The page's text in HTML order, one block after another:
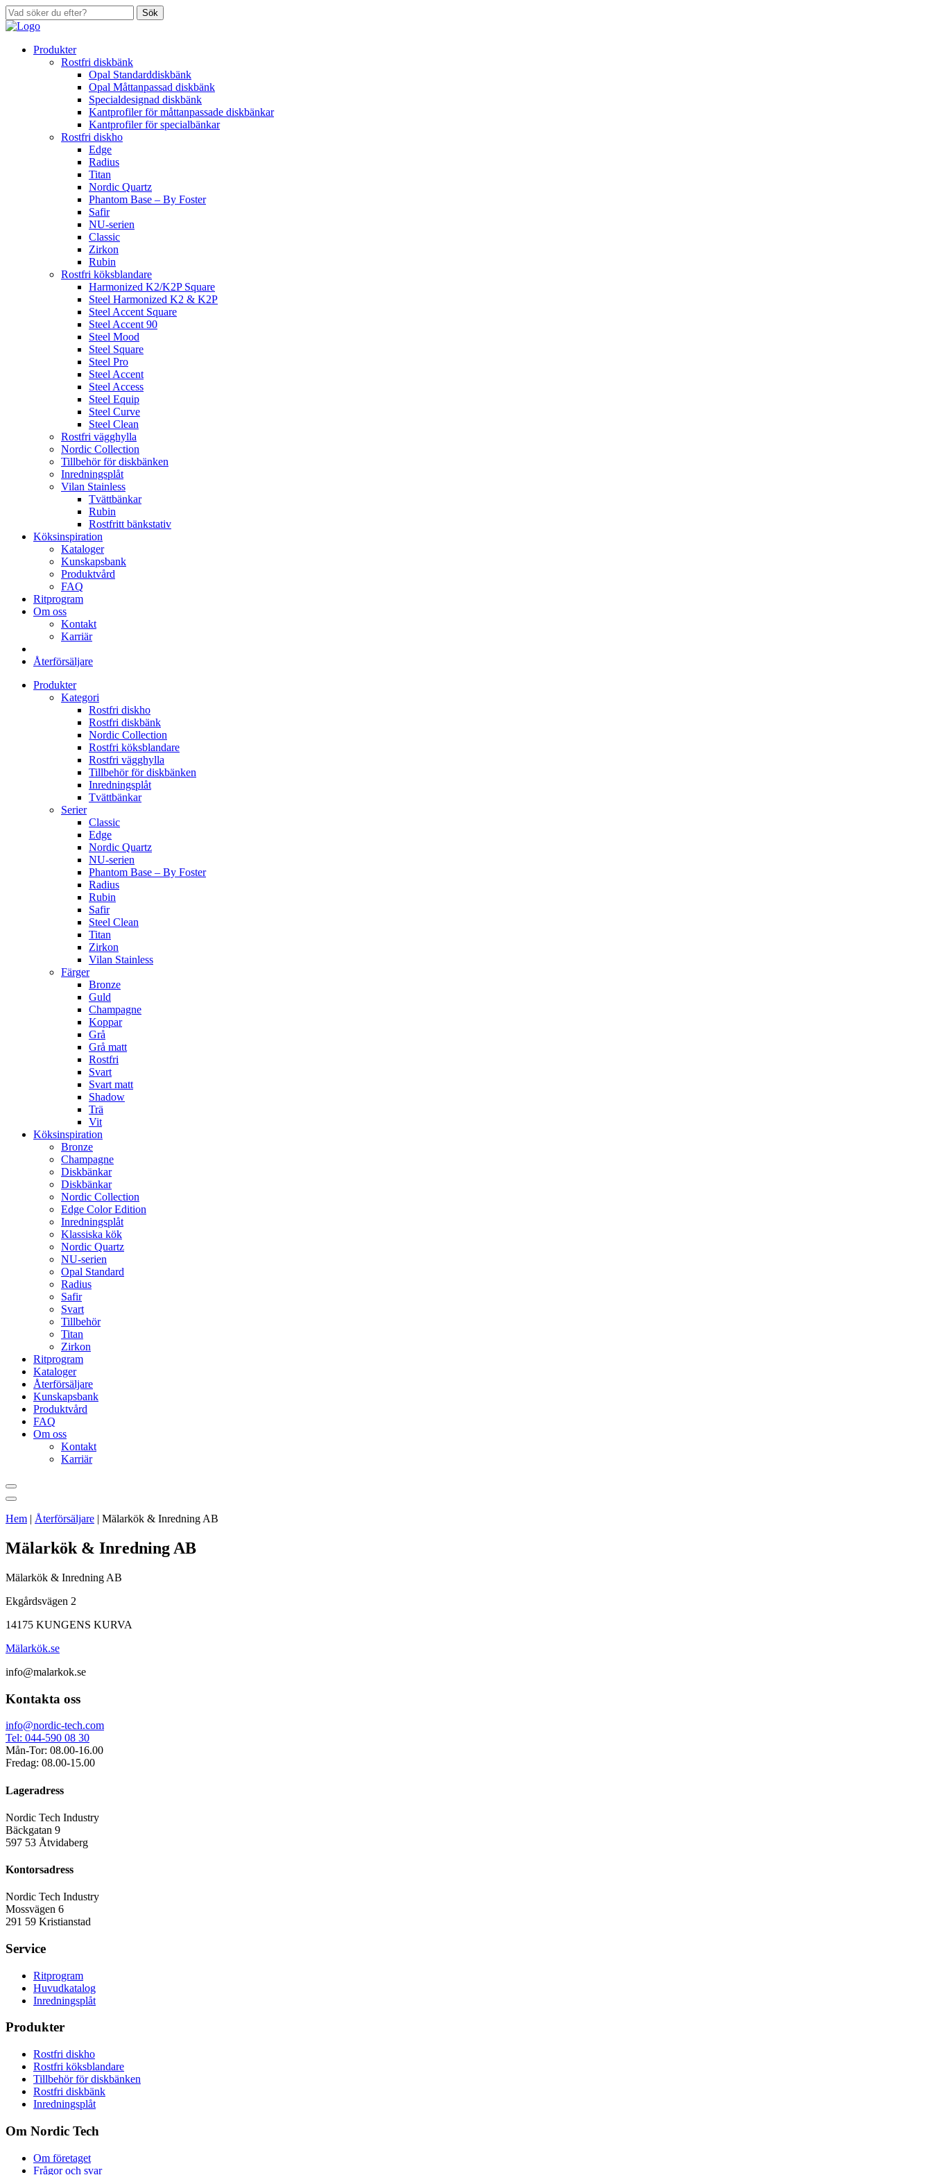
Sök
Produkter
Rostfri diskbänk
Opal Standarddiskbänk
Opal Måttanpassad diskbänk
Specialdesignad diskbänk
Kantprofiler för måttanpassade diskbänkar
Kantprofiler för specialbänkar
Rostfri diskho
Edge
Radius
Titan
Nordic Quartz
Phantom Base – By Foster
Safir
NU-serien
Classic
Zirkon
Rubin
Rostfri köksblandare
Harmonized K2/K2P Square
Steel Harmonized K2 & K2P
Steel Accent Square
Steel Accent 90
Steel Mood
Steel Square
Steel Pro
Steel Accent
Steel Access
Steel Equip
Steel Curve
Steel Clean
Rostfri vägghylla
Nordic Collection
Tillbehör för diskbänken
Inredningsplåt
Vilan Stainless
Tvättbänkar
Rubin
Rostfritt bänkstativ
Köksinspiration
Kataloger
Kunskapsbank
Produktvård
FAQ
Ritprogram
Om oss
Kontakt
Karriär
Återförsäljare
Produkter
Kategori
Rostfri diskho
Rostfri diskbänk
Nordic Collection
Rostfri köksblandare
Rostfri vägghylla
Tillbehör för diskbänken
Inredningsplåt
Tvättbänkar
Serier
Classic
Edge
Nordic Quartz
NU-serien
Phantom Base – By Foster
Radius
Rubin
Safir
Steel Clean
Titan
Zirkon
Vilan Stainless
Färger
Bronze
Guld
Champagne
Koppar
Grå
Grå matt
Rostfri
Svart
Svart matt
Shadow
Trä
Vit
Köksinspiration
Bronze
Champagne
Diskbänkar
Diskbänkar
Nordic Collection
Edge Color Edition
Inredningsplåt
Klassiska kök
Nordic Quartz
NU-serien
Opal Standard
Radius
Safir
Svart
Tillbehör
Titan
Zirkon
Ritprogram
Kataloger
Återförsäljare
Kunskapsbank
Produktvård
FAQ
Om oss
Kontakt
Karriär
Hem | Återförsäljare | Mälarkök & Inredning AB
Mälarkök & Inredning AB
Mälarkök & Inredning AB
Ekgårdsvägen 2
14175 KUNGENS KURVA
Mälarkök.se
info@malarkok.se
Kontakta oss
info@nordic-tech.com
Tel: 044-590 08 30
Mån-Tor: 08.00-16.00
Fredag: 08.00-15.00
Lageradress
Nordic Tech Industry
Bäckgatan 9
597 53 Åtvidaberg
Kontorsadress
Nordic Tech Industry
Mossvägen 6
291 59 Kristianstad
Service
Ritprogram
Huvudkatalog
Inredningsplåt
Produkter
Rostfri diskho
Rostfri köksblandare
Tillbehör för diskbänken
Rostfri diskbänk
Inredningsplåt
Om Nordic Tech
Om företaget
Frågor och svar